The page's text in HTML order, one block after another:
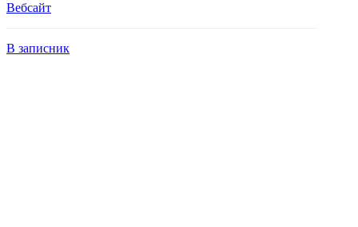
Вебсайт
В записник